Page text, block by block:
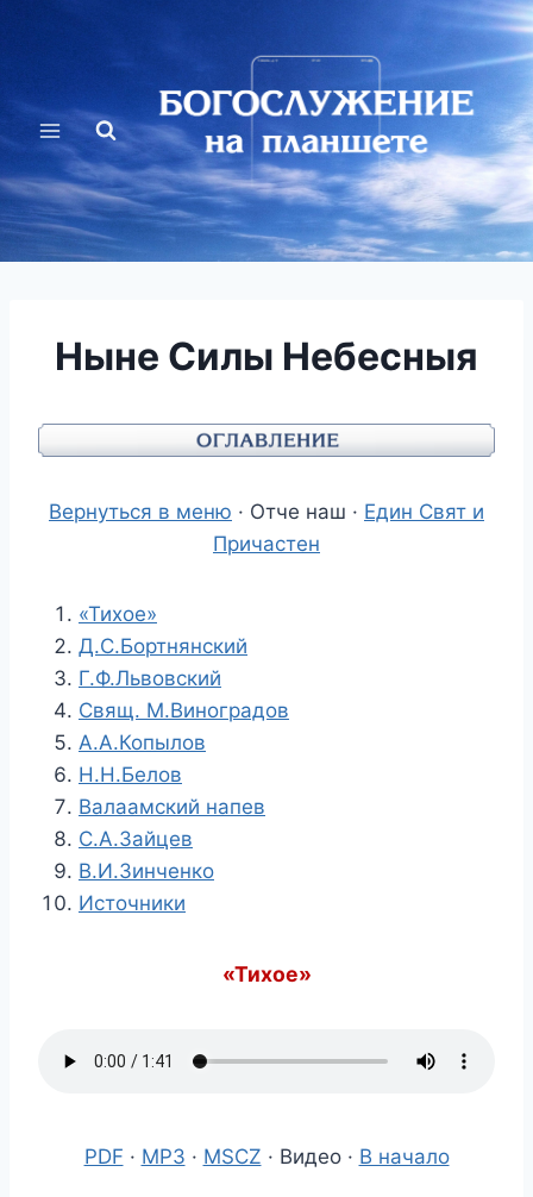
Ныне Силы Небесныя
Вернуться в меню · Отче наш · Един Свят и
Причастен
«Тихое»
Д.С.Бортнянский
Г.Ф.Львовский
Свящ. М.Виноградов
А.А.Копылов
Н.Н.Белов
Валаамский напев
С.А.Зайцев
В.И.Зинченко
Источники
«Тихое»
PDF · MP3 · MSCZ · Видео · В начало